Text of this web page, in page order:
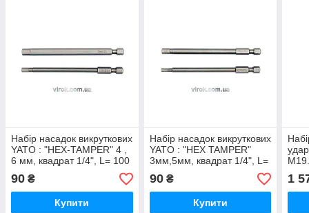
Набір насадок викруткових
YATO : "HEX-TAMPER" 4 ,
6 мм, квадрат 1/4", L= 100
мм. 2 шт. [25/100]
90 ₴
Купити
Набір насадок викруткових
YATO : "HEX TAMPER"
3мм,5мм, квадрат 1/4", L=
100 мм. 2шт.[25/100]
90₴
Купити
Од.
1